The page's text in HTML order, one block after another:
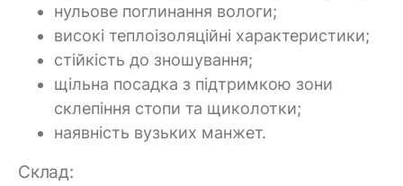
нульове поглинання вологи;
високі теплоізоляційні характеристики;
стійкість до зношування;
щільна посадка з підтримкою зони
склепіння стопи та щиколотки;
наявність вузьких манжет.
Склад: